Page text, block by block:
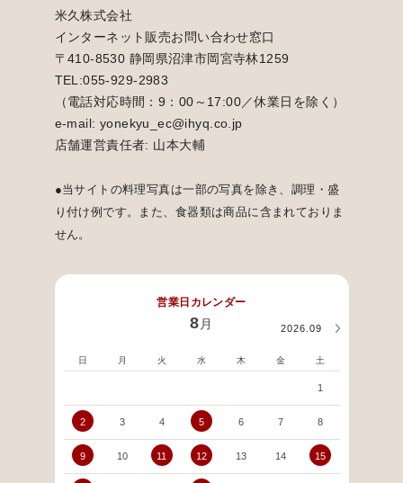
米久株式会社
インターネット販売お問い合わせ窓口
〒410-8530 静岡県沼津市岡宮寺林1259
TEL:055-929-2983
（電話対応時間：9：00～17:00／休業日を除く）
e-mail: yonekyu_ec@ihyq.co.jp
店舗運営責任者: 山本大輔
●当サイトの料理写真は一部の写真を除き、調理・盛
り付け例です。また、食器類は商品に含まれておりま
せん。
営業日カレンダー
8 月 2026.09
日 月 火 水 木 金 土
1
2 3 4 5 6 7 8
9 10 11 12 13 14 15